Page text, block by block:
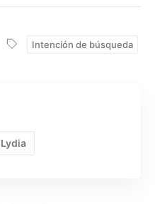
Intención de búsqueda